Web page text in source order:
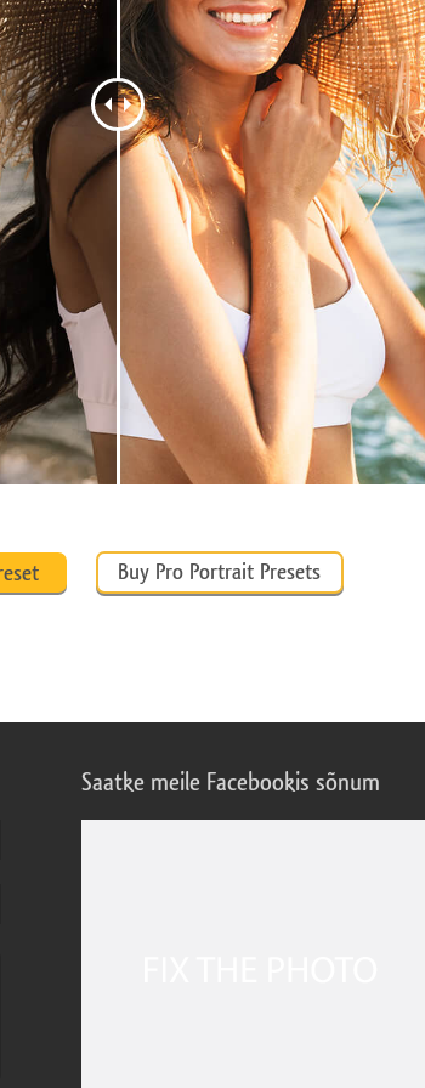
fototöötlus Ehete fotode redigeerimine
Buy Pro Portrait Presets
Saatke meile Facebookis sõnum